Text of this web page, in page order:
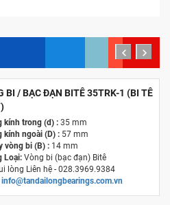
BI / BẠC ĐẠN BITÊ 35TRK-1 (BI TÊ
kính trong (d) :35 mm
kính ngoài (D) :57 mm
vòng bi (B) :14 mm
Loại: Vòng bi (bạc đạn) Bitê
lòng Liên hệ - 028.3969.9384
info@tandailongbearings.com.vn
prev next